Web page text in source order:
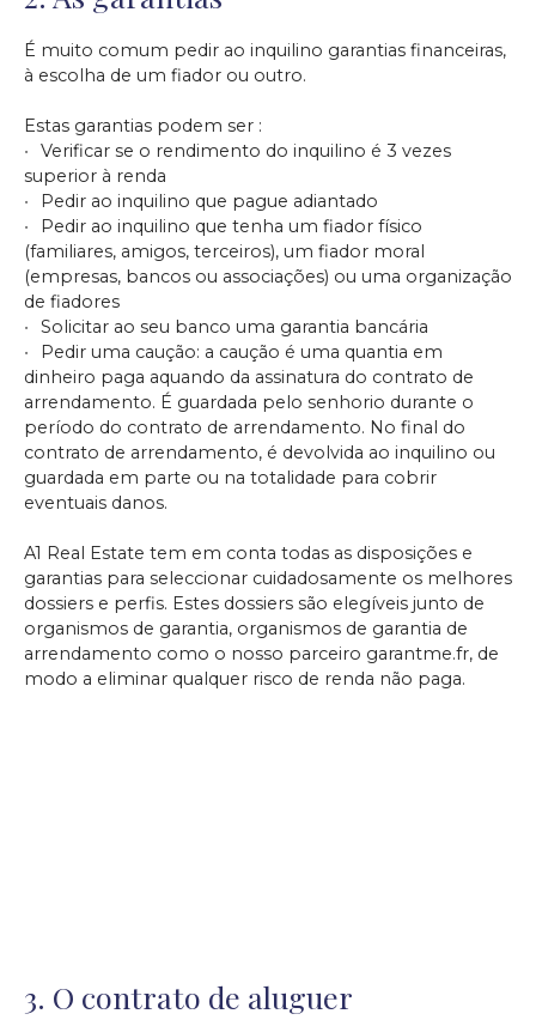
É muito comum pedir ao inquilino garantias financeiras,
à escolha de um fiador ou outro.
Estas garantias podem ser :
Verificar se o rendimento do inquilino é 3 vezes
superior à renda
Pedir ao inquilino que pague adiantado
Pedir ao inquilino que tenha um fiador físico
(familiares, amigos, terceiros), um fiador moral
(empresas, bancos ou associações) ou uma organização
de fiadores
Solicitar ao seu banco uma garantia bancária
Pedir uma caução: a caução é uma quantia em
dinheiro paga aquando da assinatura do contrato de
arrendamento. É guardada pelo senhorio durante o
período do contrato de arrendamento. No final do
contrato de arrendamento, é devolvida ao inquilino ou
guardada em parte ou na totalidade para cobrir
eventuais danos.
A1 Real Estate tem em conta todas as disposições e
garantias para seleccionar cuidadosamente os melhores
dossiers e perfis. Estes dossiers são elegíveis junto de
organismos de garantia, organismos de garantia de
arrendamento como o nosso parceiro garantme.fr, de
modo a eliminar qualquer risco de renda não paga.
3. O contrato de aluguer